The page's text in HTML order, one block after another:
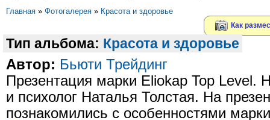
Главная » Фотогалерея » Красота и здоровье
Как
Тип альбома: Красота и здоровье
Автор: Бьюти Трейдинг
Презентация марки Eliokap Top Level.
и психолог Наталья Толстая. На
познакомились с особенностями